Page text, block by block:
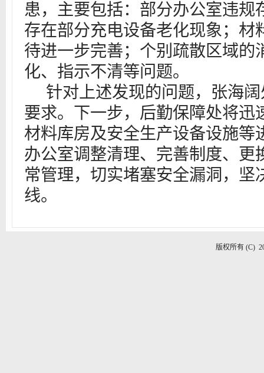
患，主要包括：部分办公室违规
存在部分充电设备老化现象；材
待进一步完善；个别疏散区域的
化、指示不清等问题。
针对上述发现的问题，张海
要求。下一步，后勤保障处将迅
材料库房及安全生产设备设施等
办公室调整清理、完善制度、更
常管理，切实堵塞安全漏洞，坚
线。
版权所有 (C)